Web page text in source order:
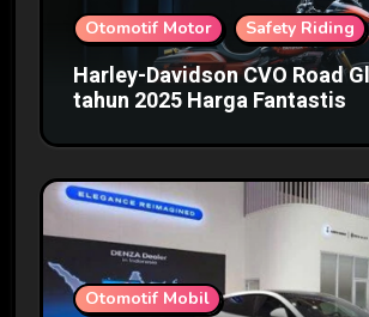
Otomotif Motor Safety Riding
Harley-Davidson CVO Road
tahun 2025 Harga Fantastis
Otomotif Mobil